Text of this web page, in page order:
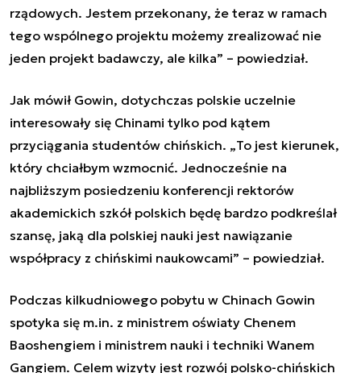
rządowych. Jestem przekonany, że teraz w ramach
tego wspólnego projektu możemy zrealizować nie
jeden projekt badawczy, ale kilka” – powiedział.
Jak mówił Gowin, dotychczas polskie uczelnie
interesowały się Chinami tylko pod kątem
przyciągania studentów chińskich. „To jest kierunek,
który chciałbym wzmocnić. Jednocześnie na
najbliższym posiedzeniu konferencji rektorów
akademickich szkół polskich będę bardzo podkreślał
szansę, jaką dla polskiej nauki jest nawiązanie
współpracy z chińskimi naukowcami” – powiedział.
Podczas kilkudniowego pobytu w Chinach Gowin
spotyka się m.in. z ministrem oświaty Chenem
Baoshengiem i ministrem nauki i techniki Wanem
Gangiem. Celem wizyty jest rozwój polsko-chińskich